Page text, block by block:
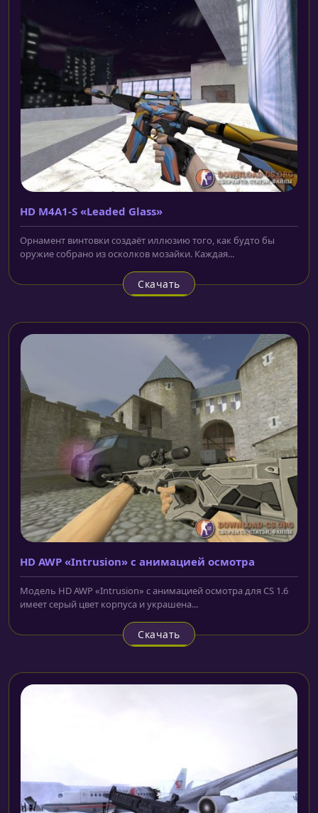
HD M4A1-S «Leaded Glass»
Орнамент винтовки создаёт иллюзию того, как будто бы
оружие собрано из осколков мозайки. Каждая...
Скачать
HD AWP «Intrusion» с анимацией осмотра
Модель HD AWP «Intrusion» с анимацией осмотра для CS 1.6
имеет серый цвет корпуса и украшена...
Скачать